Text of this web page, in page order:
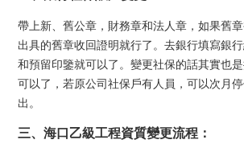
帶上新、舊公章，財務章和法人章，如果舊
出具的舊章收回證明就行了。去銀行填寫銀
和預留印鑒就可以了。變更社保的話其實也
可以了，若原公司社保戶有人員，可以次月
出。
三、海口乙級工程資質變更流程：